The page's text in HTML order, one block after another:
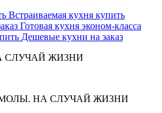
Встраиваемая кухня купить
Готовая кухня эконом-класса
Дешевые кухни на заказ
СЛУЧАЙ ЖИЗНИ
НА СЛУЧАЙ ЖИЗНИ